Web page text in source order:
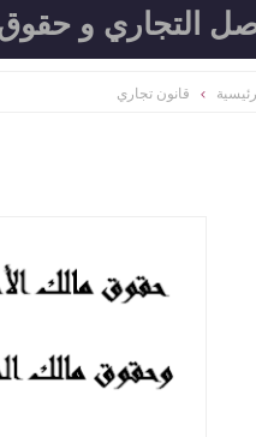
التجاري و
قانون تجاري